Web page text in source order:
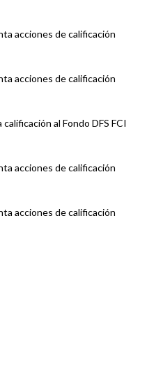
acciones de calificación
acciones de calificación
al Fondo DFS FCI
acciones de calificación
acciones de calificación